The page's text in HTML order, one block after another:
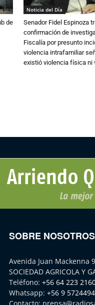
de
Noticia del Día
Senador Fidel Espinoza
confirmación de
Fiscalía por presunto
violencia intrafamiliar
existió violencia física ni
SOBRE NOSOTROS
Avenida Juan Mackenna
SOCIEDAD AGRICOLA Y
Teléfono: +56 64 223
Whatsapp: +56 9